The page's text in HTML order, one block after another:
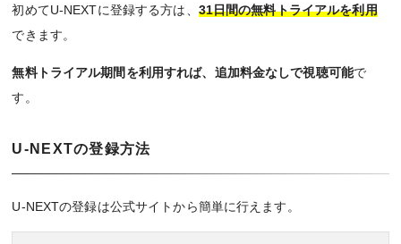
初めてU-NEXTに登録する方は、 31日間の無料トライアルを利用
できます。
無料トライアル期間を利用すれば、追加料金なしで視聴可能で
す。
U-NEXTの登録方法
U-NEXTの登録は公式サイトから簡単に行えます。